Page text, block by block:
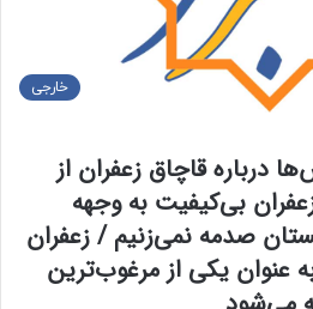
خارجی
درباره قاچاق زعفران از
بی‌کیفیت به وجهه
صدمه نمی‌زنیم / زعفران
عنوان یکی از مرغوب‌ترین